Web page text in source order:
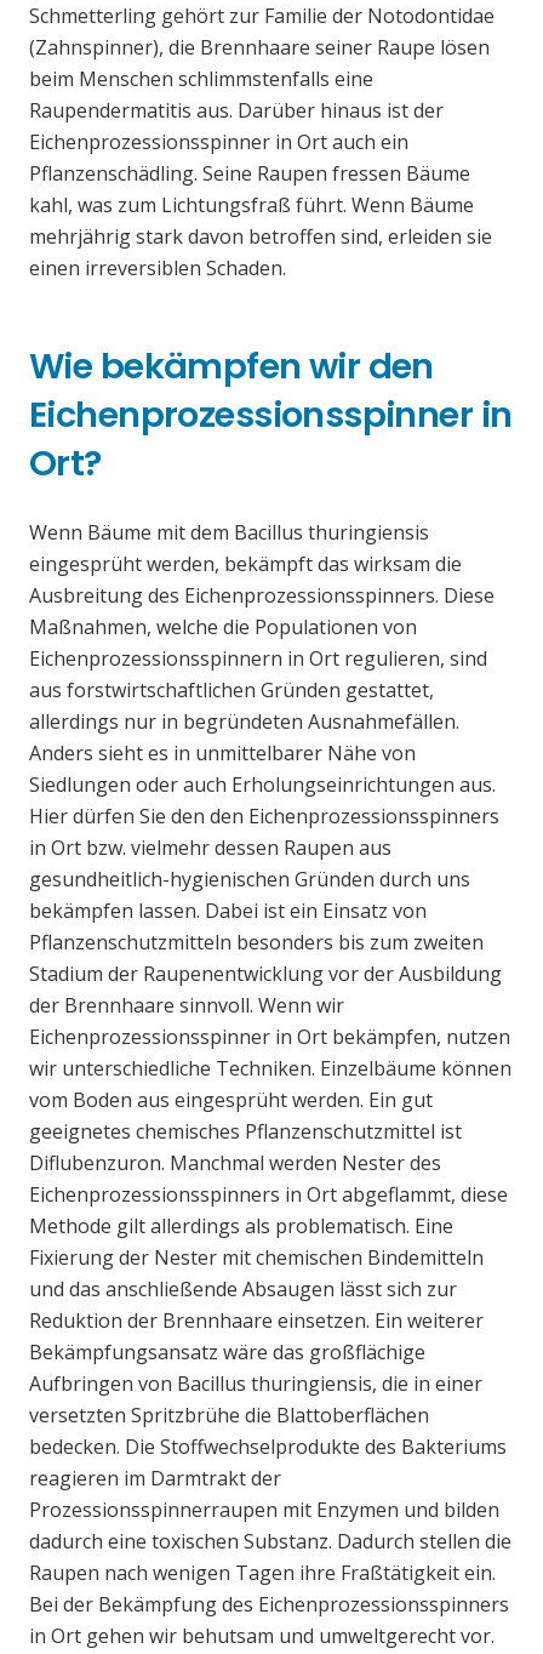
Schmetterling gehört zur Familie der Notodontidae
(Zahnspinner), die Brennhaare seiner Raupe lösen
beim Menschen schlimmstenfalls eine
Raupendermatitis aus. Darüber hinaus ist der
Eichenprozessionsspinner in Ort auch ein
Pflanzenschädling. Seine Raupen fressen Bäume
kahl, was zum Lichtungsfraß führt. Wenn Bäume
mehrjährig stark davon betroffen sind, erleiden sie
einen irreversiblen Schaden.
Wie bekämpfen wir den
Eichenprozessionsspinner in
Ort?
Wenn Bäume mit dem Bacillus thuringiensis
eingesprüht werden, bekämpft das wirksam die
Ausbreitung des Eichenprozessionsspinners. Diese
Maßnahmen, welche die Populationen von
Eichenprozessionsspinnern in Ort regulieren, sind
aus forstwirtschaftlichen Gründen gestattet,
allerdings nur in begründeten Ausnahmefällen.
Anders sieht es in unmittelbarer Nähe von
Siedlungen oder auch Erholungseinrichtungen aus.
Hier dürfen Sie den den Eichenprozessionsspinners
in Ort bzw. vielmehr dessen Raupen aus
gesundheitlich-hygienischen Gründen durch uns
bekämpfen lassen. Dabei ist ein Einsatz von
Pflanzenschutzmitteln besonders bis zum zweiten
Stadium der Raupenentwicklung vor der Ausbildung
der Brennhaare sinnvoll. Wenn wir
Eichenprozessionsspinner in Ort bekämpfen, nutzen
wir unterschiedliche Techniken. Einzelbäume können
vom Boden aus eingesprüht werden. Ein gut
geeignetes chemisches Pflanzenschutzmittel ist
Diflubenzuron. Manchmal werden Nester des
Eichenprozessionsspinners in Ort abgeflammt, diese
Methode gilt allerdings als problematisch. Eine
Fixierung der Nester mit chemischen Bindemitteln
und das anschließende Absaugen lässt sich zur
Reduktion der Brennhaare einsetzen. Ein weiterer
Bekämpfungsansatz wäre das großflächige
Aufbringen von Bacillus thuringiensis, die in einer
versetzten Spritzbrühe die Blattoberflächen
bedecken. Die Stoffwechselprodukte des Bakteriums
reagieren im Darmtrakt der
Prozessionsspinnerraupen mit Enzymen und bilden
dadurch eine toxischen Substanz. Dadurch stellen die
Raupen nach wenigen Tagen ihre Fraßtätigkeit ein.
Bei der Bekämpfung des Eichenprozessionsspinners
in Ort gehen wir behutsam und umweltgerecht vor.